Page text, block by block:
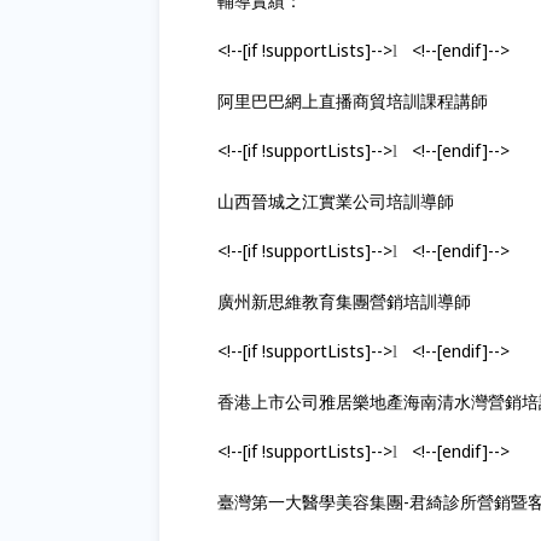
<!--[if !supportLists]-->l <!--[endif]-->
阿里巴巴網上直播商貿培訓課程講師
<!--[if !supportLists]-->l <!--[endif]-->
山西晉城之江實業公司培訓導師
<!--[if !supportLists]-->l <!--[endif]-->
廣州新思維教育集團營銷培訓導師
<!--[if !supportLists]-->l <!--[endif]-->
香港上市公司雅居樂地產海南清水灣營銷
<!--[if !supportLists]-->l <!--[endif]-->
臺灣第一大醫學美容集團-君綺診所營銷暨